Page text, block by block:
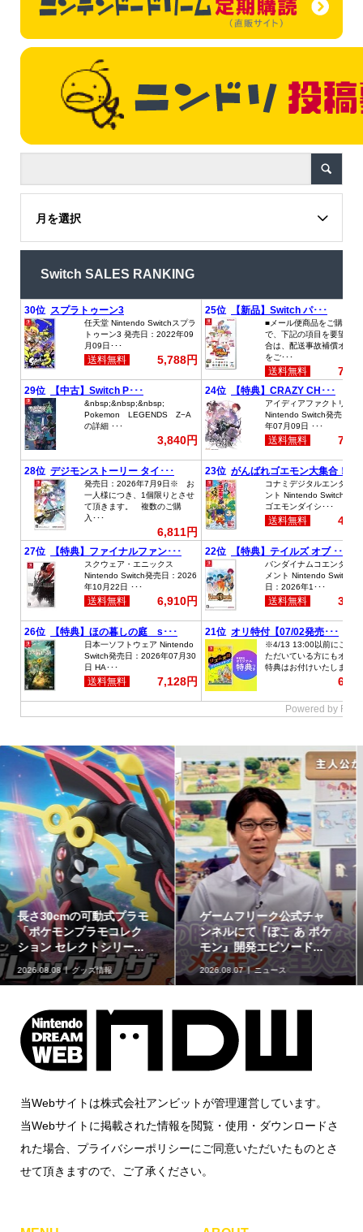
月を選択
Switch SALES RANKING
最初のパートナーポケモ
ンなど30種！「ポケット
モンスター30周年 ミニ...
2026.08.07 グッズ情報
ポケモンの姿のソフビ貯
金箱「ポケモンコインバ
ンク」に、ゲンガーな...
2026.08.07 グッズ情報
当Webサイトは株式会社アンビットが管理運営しています。
当Webサイトに掲載された情報を閲覧・使用・ダウンロードさ
れた場合、プライバシーポリシーにご同意いただいたものとさ
せて頂きますので、ご了承ください。